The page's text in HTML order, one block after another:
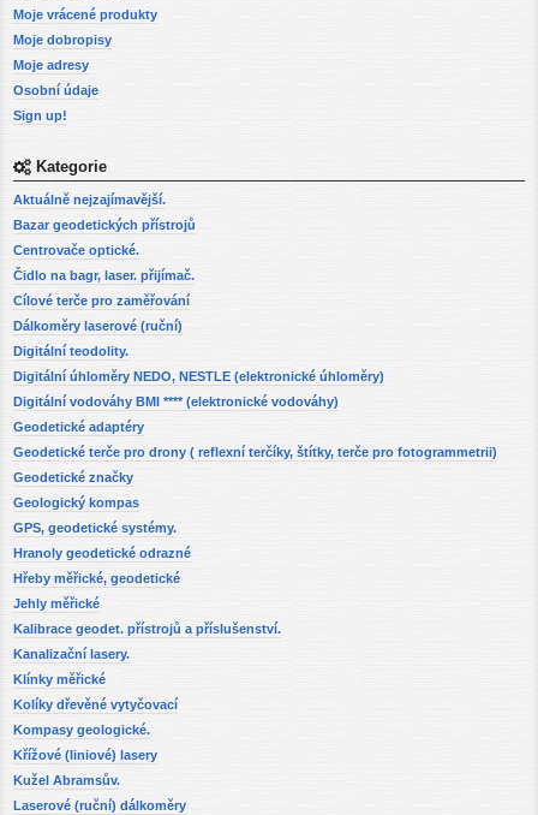
Moje vrácené produkty
Moje dobropisy
Moje adresy
Osobní údaje
Sign up!
Kategorie
Aktuálně nejzajímavější.
Bazar geodetických přístrojů
Centrovače optické.
Čidlo na bagr, laser. přijímač.
Cílové terče pro zaměřování
Dálkoměry laserové (ruční)
Digitální teodolity.
Digitální úhloměry NEDO, NESTLE (elektronické úhloměry)
Digitální vodováhy BMI **** (elektronické vodováhy)
Geodetické adaptéry
Geodetické terče pro drony ( reflexní terčíky, štítky, terče pro fotogrammetrii)
Geodetické značky
Geologický kompas
GPS, geodetické systémy.
Hranoly geodetické odrazné
Hřeby měřické, geodetické
Jehly měřické
Kalibrace geodet. přístrojů a příslušenství.
Kanalizační lasery.
Klínky měřické
Kolíky dřevěné vytyčovací
Kompasy geologické.
Křížové (liniové) lasery
Kužel Abramsův.
Laserové (ruční) dálkoměry